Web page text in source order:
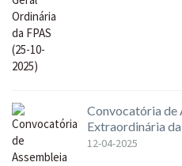
Convocatória de
Extraordinária
12-04-2025